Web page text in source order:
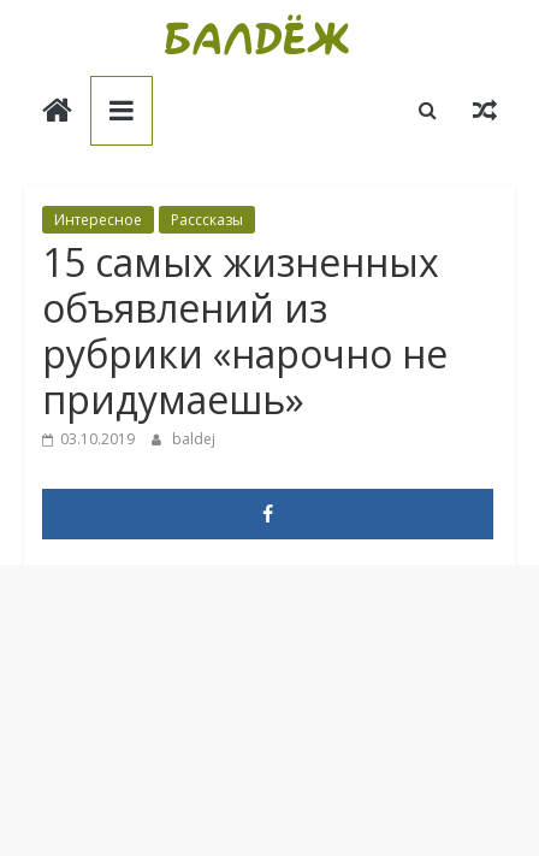
Балдёж
Интересное Расссказы
15 самых жизненных
объявлений из
рубрики «нарочно не
придумаешь»
03.10.2019 baldej